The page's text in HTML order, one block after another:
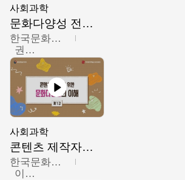
사회과학
문화다양성 전문인력 양성 기본과정 - 문화다양성의 이해
한국문화예술교육진흥원
권숙인 외 8명
사회과학
콘텐츠 제작자를 위한 문화다양성의 이해
한국문화예술교육진흥원
이성민